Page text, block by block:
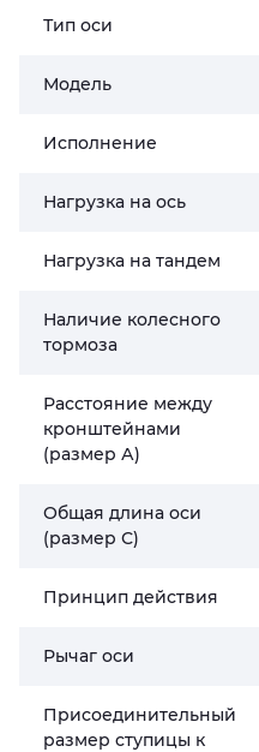
Тип оси
Модель
Исполнение
Нагрузка на ось
Нагрузка на тандем
Наличие колесного
тормоза
Расстояние между
кронштейнами
(размер А)
Общая длина оси
(размер С)
Принцип действия
Рычаг оси
Присоединительный
размер ступицы к